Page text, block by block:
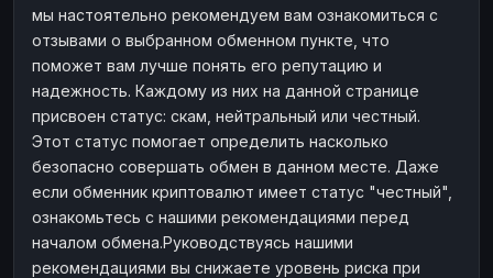
мы настоятельно рекомендуем вам ознакомиться с
отзывами о выбранном обменном пункте, что
поможет вам лучше понять его репутацию и
надежность. Каждому из них на данной странице
присвоен статус: скам, нейтральный или честный.
Этот статус помогает определить насколько
безопасно совершать обмен в данном месте. Даже
если обменник криптовалют имеет статус "честный",
ознакомьтесь с нашими рекомендациями перед
началом обмена.Руководствуясь нашими
рекомендациями вы снижаете уровень риска при